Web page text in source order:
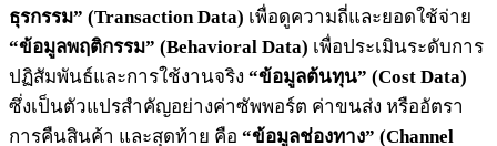
ธุรกรรม” (Transaction Data) เพื่อดูความถี่และยอดใช้จ่าย
“ข้อมูลพฤติกรรม” (Behavioral Data) เพื่อประเมินระดับการ
ปฏิสัมพันธ์และการใช้งานจริง “ข้อมูลต้นทุน” (Cost Data)
ซึ่งเป็นตัวแปรสำคัญอย่างค่าซัพพอร์ต ค่าขนส่ง หรืออัตรา
การคืนสินค้า และสุดท้าย คือ “ข้อมูลช่องทาง” (Channel